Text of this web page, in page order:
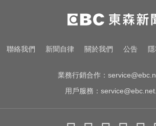
緯創股利2度延發史上首例 金
說重話：考慮收回股務自辦
採購疫苗遭詐騙 慈濟委任律
聯絡我們 新聞自律 關於我們 公告
業務行銷合作：
用戶服務：